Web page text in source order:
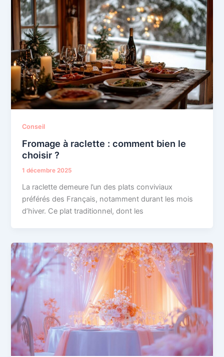
Conseil
Fromage à raclette : comment bien le
choisir ?
1 décembre 2025
La raclette demeure l’un des plats conviviaux
préférés des Français, notamment durant les mois
d’hiver. Ce plat traditionnel, dont les